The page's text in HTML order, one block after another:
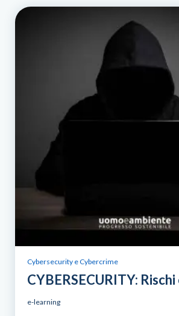
Cybersecurity e Cybercrime
CYBERSECURITY:
e-learning